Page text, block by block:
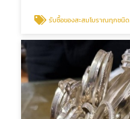
รับซื้อของสะสมโบราณทุกชนิด